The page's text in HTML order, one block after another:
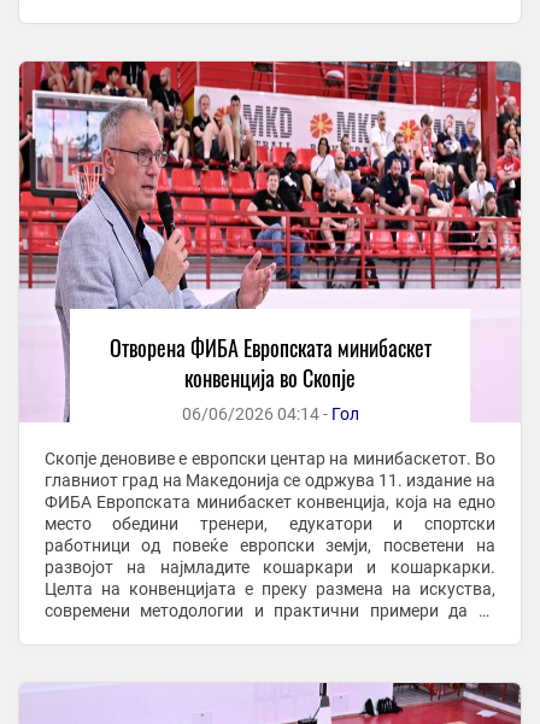
Отворена ФИБА Европската минибаскет
конвенција во Скопје
06/06/2026 04:14 - Гол
Скопје деновиве е европски центар на минибаскетот. Во
главниот град на Македонија се одржува 11. издание на
ФИБА Европската минибаскет конвенција, која на едно
место обедини тренери, едукатори и спортски
работници од повеќе европски земји, посветени на
развојот на најмладите кошаркари и кошаркарки.
Целта на конвенцијата е преку размена на искуства,
современи методологии и практични примери да се